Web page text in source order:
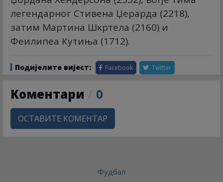
легендарног Стивена Џерарда (2218),
затим Мартина Шкртела (2160) и
Феилипеа Кутиња (1712).
Подијелите вијест: Facebook Twitter
Коментари 0
ОСТАВИТЕ КОМЕНТАР
Фудбал